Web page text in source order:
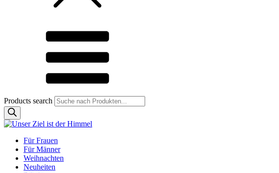
Products search
Für Frauen
Für Männer
Weihnachten
Neuheiten